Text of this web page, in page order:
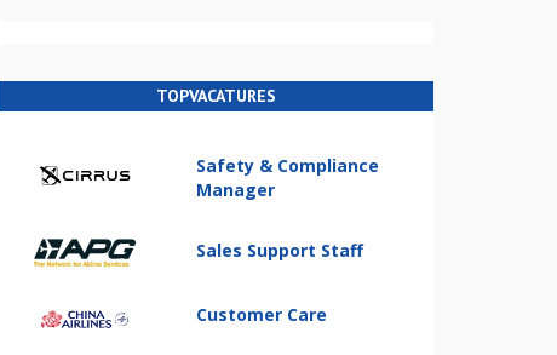
TOPVACATURES
Safety & Compliance
Manager
Sales Support Staff
Customer Care